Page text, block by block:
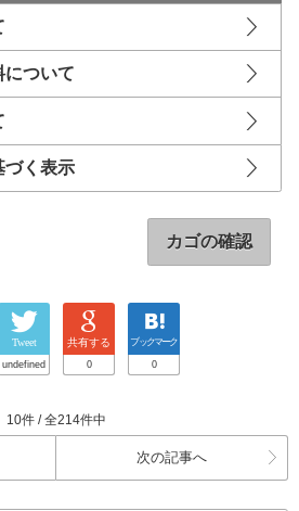
について
づく表示
カゴの確認
Tweet
undefined
共有する
0
ブックマーク
0
10件 / 全214件中
次の記事へ